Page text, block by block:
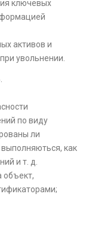
ключевых
активов и
увольнении.
по виду
ли
как
и т. д.
объект,